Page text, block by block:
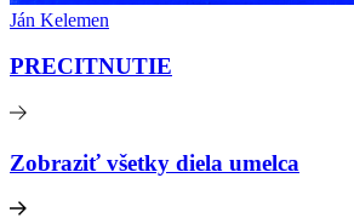
Ján Kelemen
PRECITNUTIE
Zobraziť všetky diela umelca